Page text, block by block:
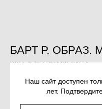
Наш сайт доступен
лет.
БАРТ Р. ОБРАЗ.
SKU:978-5-91103-815-1
р.